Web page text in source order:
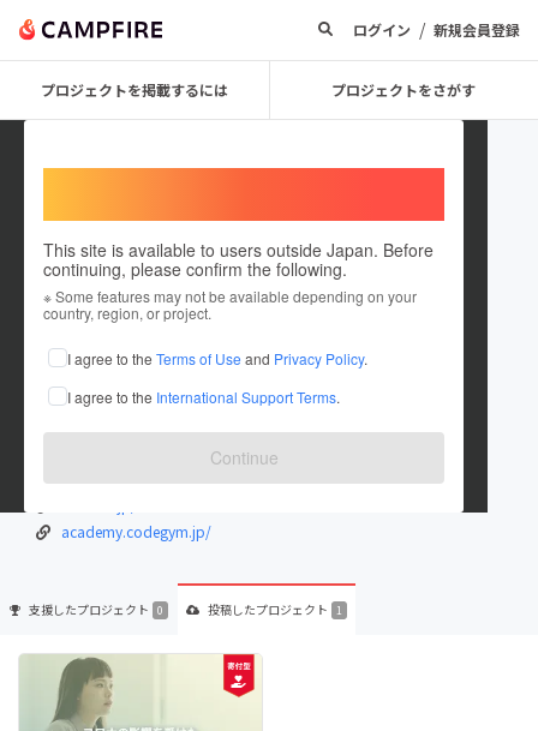
ログイン / 新規会員登録
プロジェクトを掲載するには プロジェクトをさがす
This site is available to users outside Japan. Before
continuing, please confirm the following.
※ Some features may not be available depending on your
country, region, or project.
I agree to the Terms of Use and Privacy Policy.
I agree to the International Support Terms.
Continue
codegym_clack
これまでに1件のプロジェクトを投稿しています
在住国：日本 現在地：未設定
出身国：日本 出身地：未設定
academy.codegym.jp/
支援したプロジェクト 0 投稿したプロジェクト 1